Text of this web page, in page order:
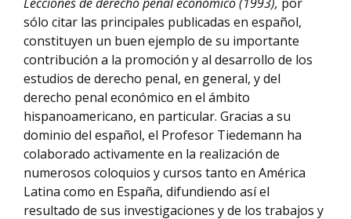
sólo citar las principales publicadas en español,
constituyen un buen ejemplo de su importante
contribución a la promoción y al desarrollo de los
estudios de derecho penal, en general, y del
derecho penal económico en el ámbito
hispanoamericano, en particular. Gracias a su
dominio del español, el Profesor Tiedemann ha
colaborado activamente en la realización de
numerosos coloquios y cursos tanto en América
Latina como en España, difundiendo así el
resultado de sus investigaciones y de los trabajos y